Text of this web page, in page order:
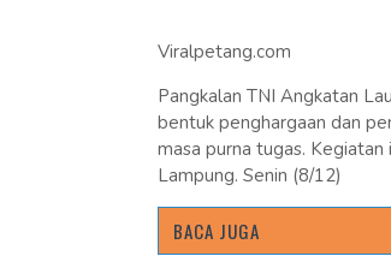
Viralpetang.com
Pangkalan TNI Angkatan
bentuk penghargaan dan
masa purna tugas.
Lampung. Senin (8/12)
BACA JUGA